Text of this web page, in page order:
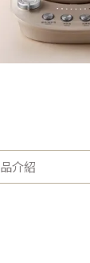
介紹